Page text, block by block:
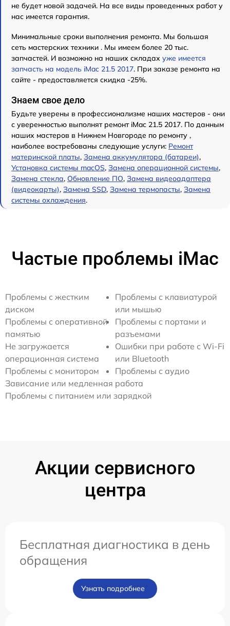
не будет новой задачей. На все виды проведенных работ у
нас имеется гарантия.
Минимальные сроки выполнения ремонта. Мы большая
сеть мастерских техники . Мы имеем более 20 тыс.
запчастей. И возможно на наших складах уже имеется
запчасть на модель iMac 21.5 2017. При заказе ремонта на
сайте - предоставляется скидка -25%.
Знаем свое дело
Будьте уверены в профессионализме наших мастеров - они
с уверенностью выполнят ремонт iMac 21.5 2017. По данным
наших мастеров в Нижнем Новгороде по ремонту ,
наиболее востребованы следующие услуги: Ремонт
материнской платы, Замена аккумулятора (батареи),
Установка системы macOS, Замена операционной системы,
Замена стекла, Обновление ПО, Замена видеоадаптера
(видеокарты), Замена SSD, Замена термопасты, Замена
системы охлаждения.
Частые проблемы iMac
Проблемы с жестким
диском
Проблемы с оперативной
памятью
Не загружается
операционная система
Проблемы с монитором
Проблемы с клавиатурой
или мышью
Проблемы с портами и
разъемами
Ошибки при работе с Wi-Fi
или Bluetooth
Проблемы с аудио
Зависание или медленная работа
Проблемы с питанием или зарядкой
Акции сервисного
центра
Бесплатная диагностика в день
обращения
Узнать подробнее